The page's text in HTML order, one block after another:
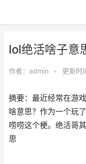
lol绝活啥子意
作者： admin • 更新
摘要：最近经常在游
啥意思？作为一个玩
唠唠这个梗。绝活哥
思